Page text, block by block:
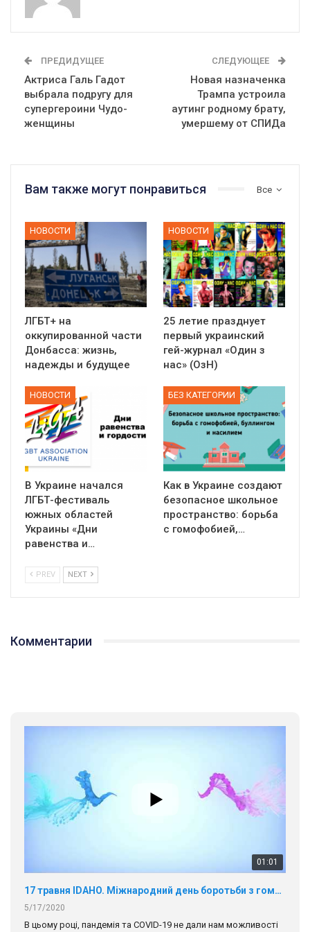
ПРЕДИДУЩЕЕ
Актриса Галь Гадот
выбрала подругу для
супергероини Чудо-
женщины
СЛЕДУЮЩЕЕ
Новая назначенка
Трампа устроила
аутинг родному брату,
умершему от СПИДа
Все
Вам также могут понравиться
НОВОСТИ
ЛГБТ+ на
оккупированной части
Донбасса: жизнь,
надежды и будущее
НОВОСТИ
25 летие празднует
первый украинский
гей-журнал «Один з
нас» (ОзН)
НОВОСТИ
В Украине начался
ЛГБТ-фестиваль
южных областей
Украины «Дни
равенства и…
БЕЗ КАТЕГОРИИ
Как в Украине создают
безопасное школьное
пространство: борьба
с гомофобией,…
PREV NEXT
Комментарии
01:01
17 травня IDAHO. Міжнародний день боротьби з гомофобією трансфобією і біфобія.
5/17/2020
В цьому році, пандемія та COVІD-19 не дали нам можливості